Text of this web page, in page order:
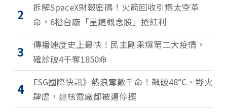
2
拆解SpaceX財報密碼！火箭回收引爆太空革
命，6檔台廠「星鏈概念股」搶紅利
3
傳播速度史上最快！民主剛果爆第二大疫情，
確診破4千奪1850命
4
ESG國際快訊》熱浪奪數千命！飆破48°C、野火
肆虐，連核電廠都被逼停擺